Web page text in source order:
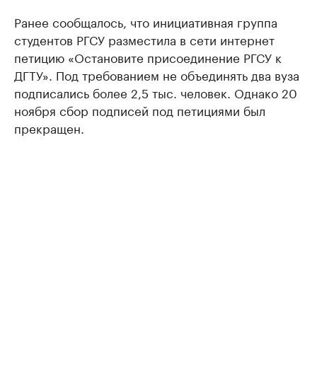
Ранее сообщалось, что инициативная группа
студентов РГСУ разместила в сети интернет
петицию «Остановите присоединение РГСУ к
ДГТУ». Под требованием не объединять два вуза
подписались более 2,5 тыс. человек. Однако 20
ноября сбор подписей под петициями был
прекращен.